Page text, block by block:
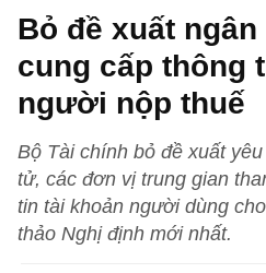
Bỏ đề xuất
cung cấp thông
người nộp thuế
Bộ Tài chính bỏ đề xuất
tử, các đơn vị trung gian
tin tài khoản người dùng
thảo Nghị định mới nhất.